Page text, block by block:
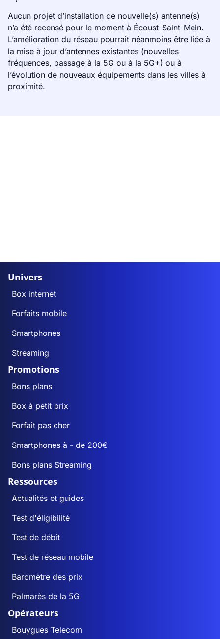
Aucun projet d’installation de nouvelle(s) antenne(s)
n’a été recensé pour le moment à Écoust-Saint-Mein.
L’amélioration du réseau pourrait néanmoins être liée à
la mise à jour d’antennes existantes (nouvelles
fréquences, passage à la 5G ou à la 5G+) ou à
l’évolution de nouveaux équipements dans les villes à
proximité.
Univers
Box internet
Forfaits mobile
Smartphones
Streaming
Promotions
Bons plans
Box à petit prix
Forfait pas cher
Smartphones à - de 200€
Bons plans Streaming
Ressources
Actualités et guides
Test d'éligibilité
Test de débit
Test de réseau mobile
Baromètre des prix
Palmarès de la 5G
Opérateurs
Bouygues Telecom